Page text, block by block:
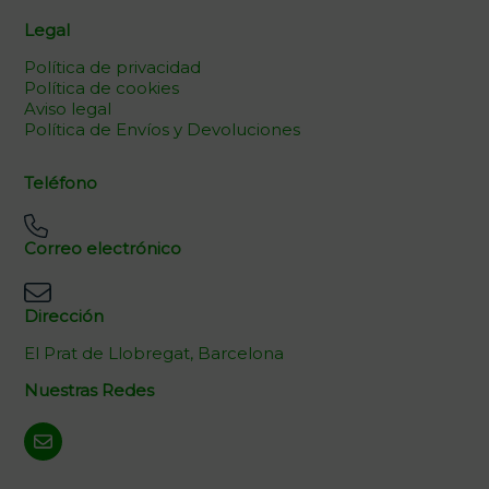
Legal
Política de privacidad
Política de cookies
Aviso legal
Política de Envíos y Devoluciones
Teléfono
Correo electrónico
Dirección
El Prat de Llobregat, Barcelona
Nuestras Redes